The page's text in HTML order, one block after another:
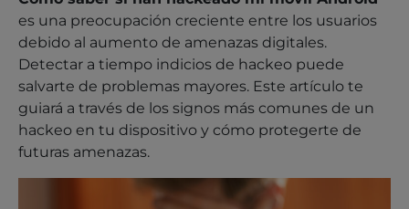
es una preocupación creciente entre los usuarios
debido al aumento de amenazas digitales.
Detectar a tiempo indicios de hackeo puede
salvarte de problemas mayores. Este artículo te
guiará a través de los signos más comunes de un
hackeo en tu dispositivo y cómo protegerte de
futuras amenazas.